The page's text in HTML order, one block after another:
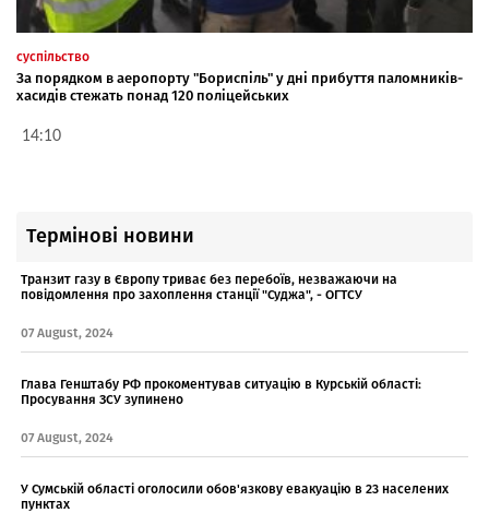
суспільство
За порядком в аеропорту "Бориспіль" у дні прибуття паломників-
хасидів стежать понад 120 поліцейських
14:10
Термінові новини
Транзит газу в Європу триває без перебоїв, незважаючи на
повідомлення про захоплення станції "Суджа", - ОГТСУ
07 August, 2024
Глава Генштабу РФ прокоментував ситуацію в Курській області:
Просування ЗСУ зупинено
07 August, 2024
У Сумській області оголосили обов'язкову евакуацію в 23 населених
пунктах